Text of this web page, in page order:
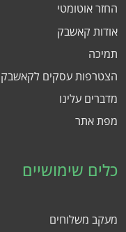
החזר אוטומטי
אודות קאשבק
תמיכה
הצטרפות עסקים לקאשבק
מדברים עלינו
מפת אתר
כלים שימושיים
מעקב משלוחים